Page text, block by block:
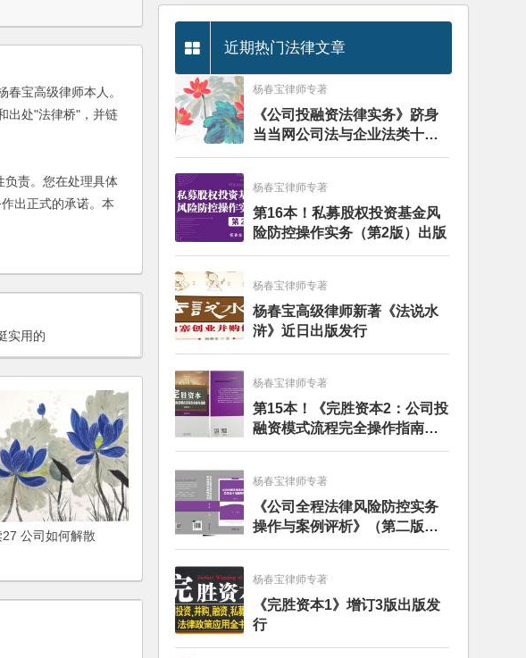
宝高级律师本人。
出处"法律桥"，并链
责。您在处理具体
出正式的承诺。本
实用的
公司如何解散
近期热门法律文章
杨春宝律师专著
《公司投融资法律实务》跻身
当当网公司法与企业法类十大
畅销图书榜
杨春宝律师专著
第16本！私募股权投资基金风
险防控操作实务（第2版）出版
杨春宝律师专著
杨春宝高级律师新著《法说水
浒》近日出版发行
杨春宝律师专著
第15本！《完胜资本2：公司投
融资模式流程完全操作指南》
（第四版）出版
杨春宝律师专著
《公司全程法律风险防控实务
操作与案例评析》（第二版）
出版发行
杨春宝律师专著
《完胜资本1》增订3版出版发
行